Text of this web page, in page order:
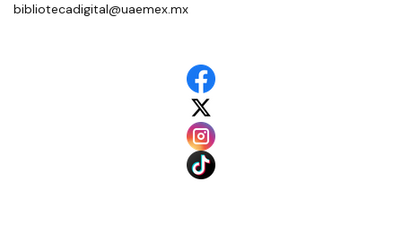
bibliotecadigital@uaemex.mx